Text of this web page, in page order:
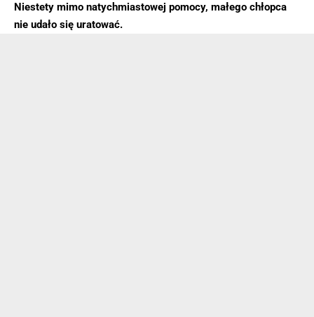
Niestety mimo natychmiastowej pomocy, małego chłopca
nie udało się uratować.